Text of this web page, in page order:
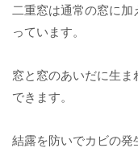
二重窓は通常の窓に
っています。
窓と窓のあいだに生
できます。
結露を防いでカビの